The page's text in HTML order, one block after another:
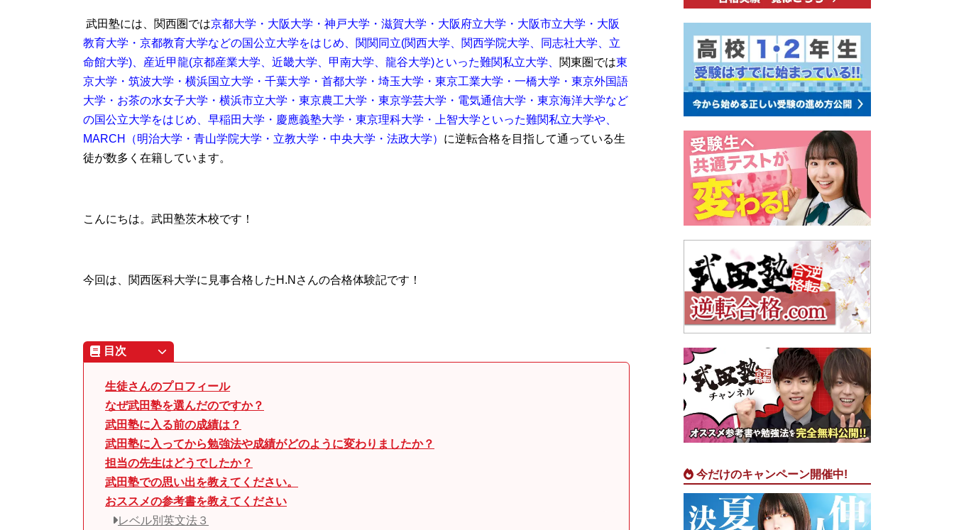
武田塾には、関西圏では京都大学・大阪大学・神戸大学・滋賀大学・大阪府立大学・大阪市立大学・大阪
教育大学・京都教育大学などの国公立大学をはじめ、関関同立(関西大学、関西学院大学、同志社大学、立
命館大学)、産近甲龍(京都産業大学、近畿大学、甲南大学、龍谷大学)といった難関私立大学、 関東圏では東
京大学・筑波大学・横浜国立大学・千葉大学・首都大学・埼玉大学・ 東京工業大学・一橋大学・東京外国語
大学・お茶の水女子大学・横浜市立大学・東京農工大学・東京学芸大学・電気通信大学・東京海洋大学など
の国公立大学をはじめ、 早稲田大学・慶應義塾大学・東京理科大学・上智大学といった難関私立大学や、
MARCH（明治大学・青山学院大学・立教大学・中央大学・法政大学） に逆転合格を目指して通っている生
徒が数多く在籍しています。
こんにちは。武田塾茨木校です！
今回は、関西医科大学に見事合格したH.Nさんの合格体験記です！
目次
生徒さんのプロフィール
なぜ武田塾を選んだのですか？
武田塾に入る前の成績は？
武田塾に入ってから勉強法や成績がどのように変わりましたか？
担当の先生はどうでしたか？
武田塾での思い出を教えてください。
おススメの参考書を教えてください
レベル別英文法３
今だけのキャンペーン開催中!